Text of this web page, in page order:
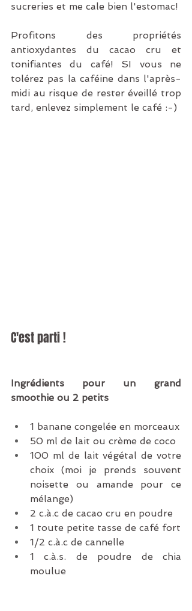
sucreries et me cale bien l'estomac!
Profitons des propriétés
antioxydantes du cacao cru et
tonifiantes du café! SI vous ne
tolérez pas la caféine dans l'après-
midi au risque de rester éveillé trop
tard, enlevez simplement le café :-)
C'est parti !
Ingrédients pour un grand
smoothie ou 2 petits
1 banane congelée en morceaux
50 ml de lait ou crème de coco
100 ml de lait végétal de votre
choix (moi je prends souvent
noisette ou amande pour ce
mélange)
2 c.à.c de cacao cru en poudre
1 toute petite tasse de café fort
1/2 c.à.c de cannelle
1 c.à.s. de poudre de chia
moulue